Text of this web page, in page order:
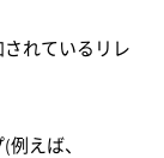
れているリレ
えば、